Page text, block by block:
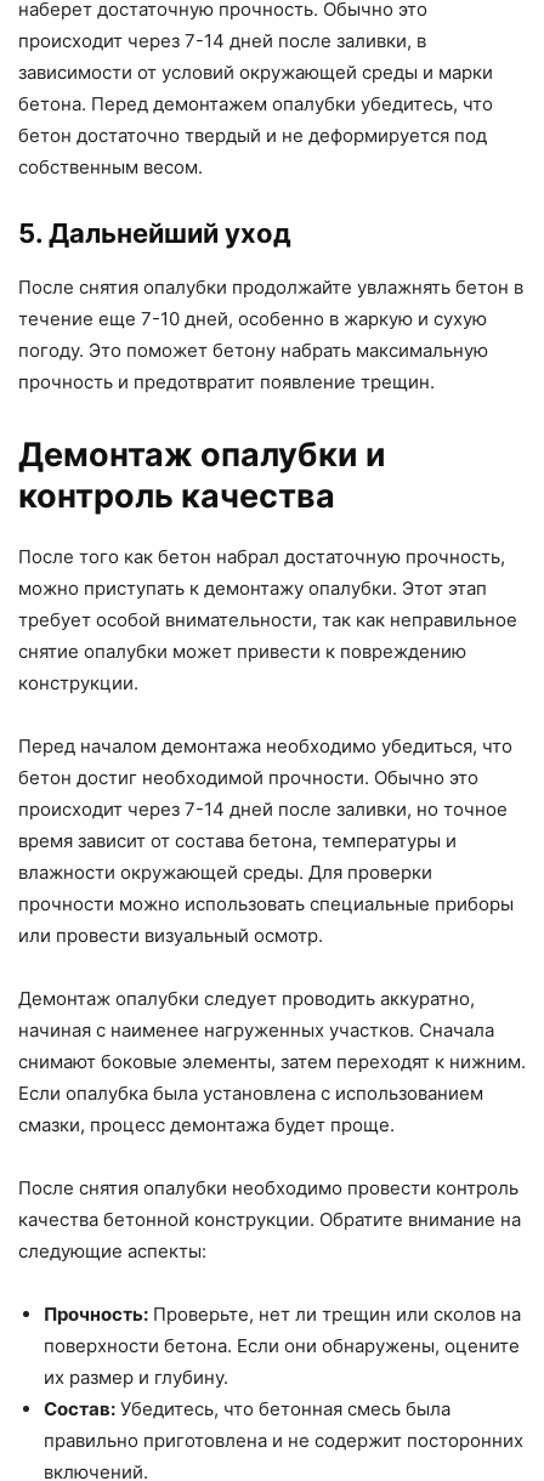
наберет достаточную прочность. Обычно это
происходит через 7-14 дней после заливки, в
зависимости от условий окружающей среды и марки
бетона. Перед демонтажем опалубки убедитесь, что
бетон достаточно твердый и не деформируется под
собственным весом.
5. Дальнейший уход
После снятия опалубки продолжайте увлажнять бетон в
течение еще 7-10 дней, особенно в жаркую и сухую
погоду. Это поможет бетону набрать максимальную
прочность и предотвратит появление трещин.
Демонтаж опалубки и
контроль качества
После того как бетон набрал достаточную прочность,
можно приступать к демонтажу опалубки. Этот этап
требует особой внимательности, так как неправильное
снятие опалубки может привести к повреждению
конструкции.
Перед началом демонтажа необходимо убедиться, что
бетон достиг необходимой прочности. Обычно это
происходит через 7-14 дней после заливки, но точное
время зависит от состава бетона, температуры и
влажности окружающей среды. Для проверки
прочности можно использовать специальные приборы
или провести визуальный осмотр.
Демонтаж опалубки следует проводить аккуратно,
начиная с наименее нагруженных участков. Сначала
снимают боковые элементы, затем переходят к нижним.
Если опалубка была установлена с использованием
смазки, процесс демонтажа будет проще.
После снятия опалубки необходимо провести контроль
качества бетонной конструкции. Обратите внимание на
следующие аспекты:
Прочность: Проверьте, нет ли трещин или сколов на
поверхности бетона. Если они обнаружены, оцените
их размер и глубину.
Состав: Убедитесь, что бетонная смесь была
правильно приготовлена и не содержит посторонних
включений.